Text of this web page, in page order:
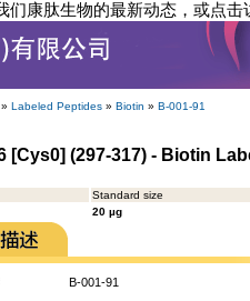
康肽生物的最新动态，或点
» Labeled Peptides » Biotin » B-001-91
[Cys0] (297-317) - Biotin
Standard size
20 µg
B-001-91